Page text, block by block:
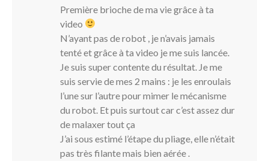
Première brioche de ma vie grâce à ta
video
N’ayant pas de robot , je n’avais jamais
tenté et grâce à ta video je me suis lancée.
Je suis super contente du résultat. Je me
suis servie de mes 2 mains : je les enroulais
l’une sur l’autre pour mimer le mécanisme
du robot. Et puis surtout car c’est assez dur
de malaxer tout ça
J’ai sous estimé l’étape du pliage, elle n’était
pas très filante mais bien aérée .